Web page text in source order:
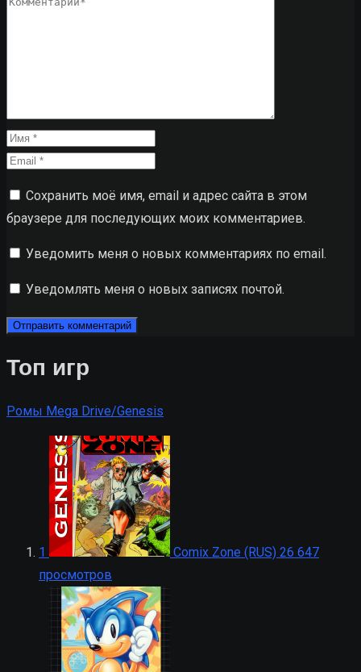
Сохранить моё имя, email и адрес сайта в этом
браузере для последующих моих комментариев.
Уведомить меня о новых комментариях по email.
Уведомлять меня о новых записях почтой.
Топ игр
Ромы Mega Drive/Genesis
1 Comix Zone (RUS) 26 647
просмотров